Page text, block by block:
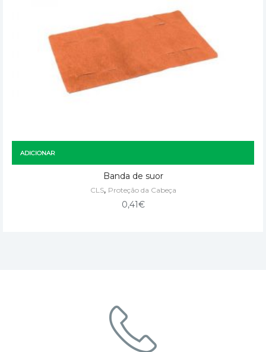
ADICIONAR
Banda de suor
CLS, Proteção da Cabeça
0,41€